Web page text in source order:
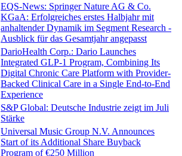
EQS-News: Springer Nature AG & Co.
KGaA: Erfolgreiches erstes Halbjahr mit
anhaltender Dynamik im Segment Research -
Ausblick für das Gesamtjahr angepasst
DarioHealth Corp.: Dario Launches
Integrated GLP-1 Program, Combining Its
Digital Chronic Care Platform with Provider-
Backed Clinical Care in a Single End-to-End
Experience
S&P Global: Deutsche Industrie zeigt im Juli
Stärke
Universal Music Group N.V. Announces
Start of its Additional Share Buyback
Program of €250 Million